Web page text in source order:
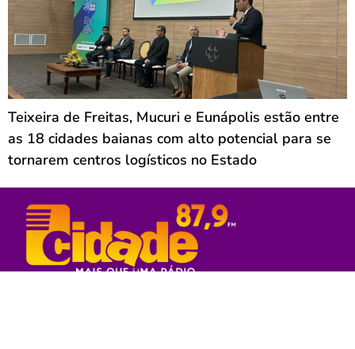
Teixeira de Freitas, Mucuri e Eunápolis estão entre
as 18 cidades baianas com alto potencial para se
tornarem centros logísticos no Estado